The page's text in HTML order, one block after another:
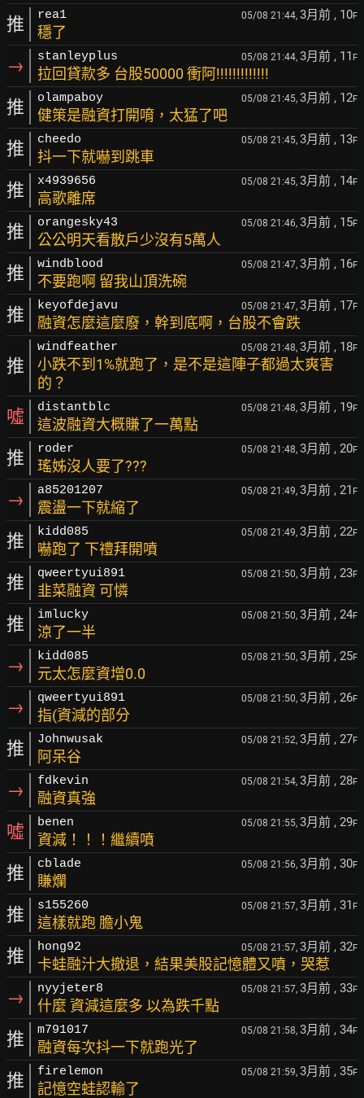
推 rea1 05/08 21:44, 3月前 , 10F
穩了
→ stanleyplus 05/08 21:44, 3月前 , 11 F
拉回貸款多 台股50000 衝阿!!!!!!!!!!!!!
推 olampaboy 05/08 21:45, 3月前 , 12F
健策是融資打開唷，太猛了吧
推 cheedo 05/08 21:45, 3月前 , 13F
抖一下就嚇到跳車
推 x4939656 05/08 21:45, 3月前 , 14F
高歌離席
推 orangesky43 05/08 21:46, 3月前 , 15F
公公明天看散戶少沒有5萬人
推 windblood 05/08 21:47, 3月前 , 16F
不要跑啊 留我山頂洗碗
推 keyofdejavu 05/08 21:47, 3月前 , 17F
融資怎麼這麼廢，幹到底啊，台股不會跌
推
windfeather 05/08 21:48, 3月前 , 18F
小跌不到1%就跑了，是不是這陣子都過太爽害
的？
噓 distantblc 05/08 21:48, 3月前 , 19F
這波融資大概賺了一萬點
推 roder 05/08 21:48, 3月前 , 20F
瑤姊沒人要了???
→ a85201207 05/08 21:49, 3月前 , 21 F
震盪一下就縮了
推 kidd085 05/08 21:49, 3月前 , 22F
嚇跑了 下禮拜開噴
推 qweertyui891 05/08 21:50, 3月前 , 23F
韭菜融資 可憐
推 imlucky 05/08 21:50, 3月前 , 24F
涼了一半
→ kidd085 05/08 21:50, 3月前 , 25F
元太怎麼資增0.0
→ qweertyui891 05/08 21:50, 3月前 , 26F
指(資減的部分
推 Johnwusak 05/08 21:52, 3月前 , 27F
阿呆谷
→ fdkevin 05/08 21:54, 3月前 , 28F
融資真強
噓 benen 05/08 21:55, 3月前 , 29F
資減！！！繼續噴
推 cblade 05/08 21:56, 3月前 , 30F
賺爛
推 s155260 05/08 21:57, 3月前 , 31 F
這樣就跑 膽小鬼
推 hong92 05/08 21:57, 3月前 , 32F
卡蛙融汁大撤退，結果美股記憶體又噴，哭惹
→ nyyjeter8 05/08 21:57, 3月前 , 33F
什麼 資減這麼多 以為跌千點
推 m791017 05/08 21:58, 3月前 , 34F
融資每次抖一下就跑光了
推 firelemon 05/08 21:59, 3月前 , 35F
記憶空蛙認輸了